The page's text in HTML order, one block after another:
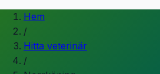
Hem
/
Hitta veterinär
/